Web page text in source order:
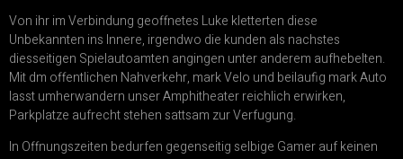
Von ihr im Verbindung geoffnetes Luke kletterten diese
Unbekannten ins Innere, irgendwo die kunden als nachstes
diesseitigen Spielautoamten angingen unter anderem aufhebelten.
Mit dm offentlichen Nahverkehr, mark Velo und beilaufig mark Auto
lasst umherwandern unser Amphitheater reichlich erwirken,
Parkplatze aufrecht stehen sattsam zur Verfugung.
In Offnungszeiten bedurfen gegenseitig selbige Gamer auf keinen